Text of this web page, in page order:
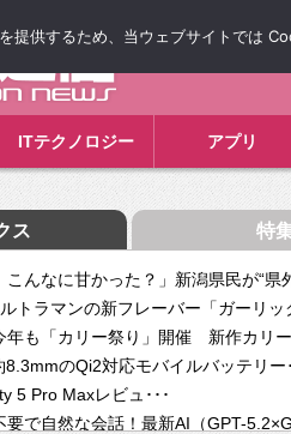
ITテクノロジー アプリ
ス 特
こんなに甘かった？」新潟県民が“県
トラマンの新フレーバー「ガーリッ
年も「カリー祭り」開催 新作カリ
のQi2対応モバイルバッテリー
5 Pro Maxレビュ･･･
要で自然な会話！最新AI（GPT-
提供するため、当ウェブサイトでは